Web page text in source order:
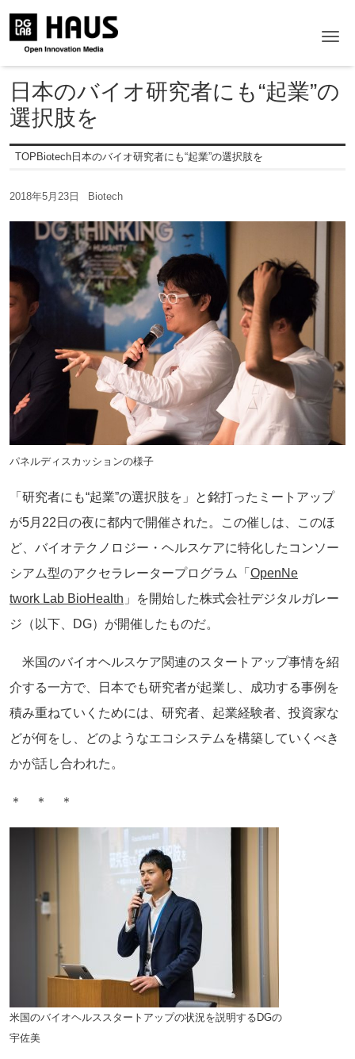
日本のバイオ研究者にも“起業”の
選択肢を
TOP Biotech日本のバイオ研究者にも“起業”の選択肢を
2018年5月23日 Biotech
パネルディスカッションの様子
「研究者にも“起業”の選択肢を」
と銘打ったミートアップ
が5月22日の夜に都内で開催された。
この催しは、このほ
ど、バイオテクノロジー・ヘルスケアに特化したコンソー
シアム型のアクセラレータープログラム「 OpenNe
twork Lab BioHealth 」を開始した株式会社デジタルガレー
ジ（以下、DG）が開催したものだ。
米国のバイオヘルスケア関連のスタートアップ事情を紹
介する一方で、日本でも研究者が起業し、
成功する事例を
積み重ねていくためには、研究者、起業経験者、 投資家な
どが何をし、
どのようなエコシステムを構築していくべき
かが話し合われた。
＊ ＊ ＊
米国のバイオヘルススタートアップの状況を説明するDGの
宇佐美